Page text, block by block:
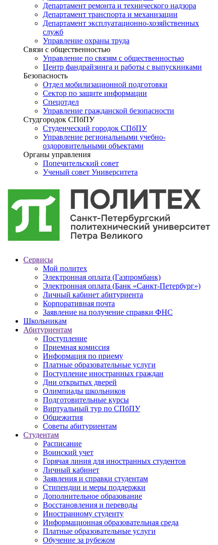
Департамент ремонта и технического надзора
Департамент транспорта и механизации
Департамент эксплуатационно-хозяйственных
служб
Управление охраны труда
Связи с общественностью
Управление по связям с общественностью
Центр фандрайзинга и работы с выпускниками
Безопасность
Отдел мобилизационной подготовки
Сектор по защите информации
Спецотдел
Управление гражданской безопасности
Студгородок СПбПУ
Студенческий городок СПбПУ
Управление региональными учебно-
оздоровительными объектами
Органы управления
Попечительский совет
Ученый совет Университета
Сервисы
Мой политех
Электронная оплата (Газпромбанк)
Электронная оплата (Банк «Санкт-Петербург»)
Личный кабинет абитуриента
Корпоративная почта
Заявление на получение справки ФНС
Школьникам
Абитуриентам
Поступление
Приемная комиссия
Информация по приему
Платные образовательные услуги
Поступление иностранных граждан
Дни открытых дверей
Олимпиады школьников
Подготовительные курсы
Виртуальный тур по СПбПУ
Общежития
Советы абитуриентам
Студентам
Расписание
Воинский учет
Горячая линия для иностранных студентов
Личный кабинет
Заявления и справки студентам
Стипендии и меры поддержки
Дополнительное образование
Восстановления и переводы
Иностранному студенту
Информационная образовательная среда
Платные образовательные услуги
Обучение за рубежом